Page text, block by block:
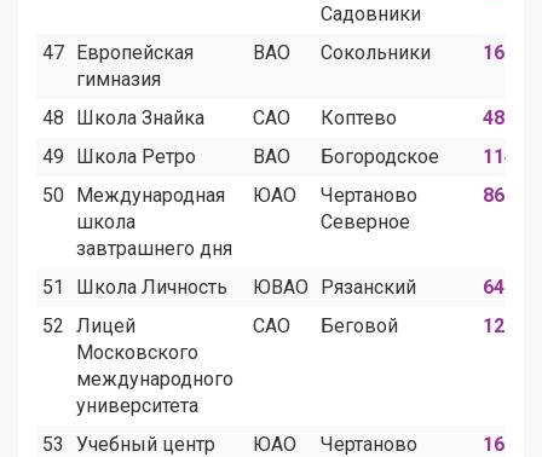
Садовники
47 Европейская
гимназия
ВАО Сокольники 16
48 Школа Знайка САО Коптево 489
49
Школа Ретро ВАО Богородское 114
50 Международная
школа
завтрашнего дня
ЮАО
Чертаново
Северное
86
51 Школа Личность ЮВАО Рязанский 64
52 Лицей
Московского
международного
университета
САО Беговой 12
53
Учебный центр
ЮАО
Чертаново
16